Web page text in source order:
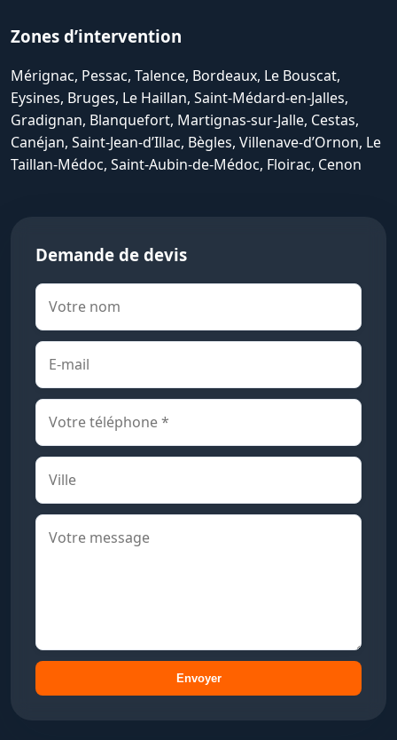
Zones d’intervention
Mérignac, Pessac, Talence, Bordeaux, Le Bouscat,
Eysines, Bruges, Le Haillan, Saint-Médard-en-Jalles,
Gradignan, Blanquefort, Martignas-sur-Jalle, Cestas,
Canéjan, Saint-Jean-d’Illac, Bègles, Villenave-d’Ornon, Le
Taillan-Médoc, Saint-Aubin-de-Médoc, Floirac, Cenon
Demande de devis
Envoyer